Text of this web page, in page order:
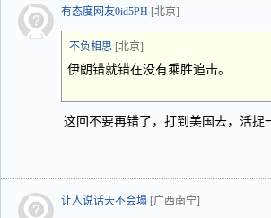
有态度网友0id5PH [北京]
不负相思 [北京]
伊朗错就错在没有乘胜追击。
这回不要再错了，打到美国去，活捉
让人说话天不会塌 [广西南宁]